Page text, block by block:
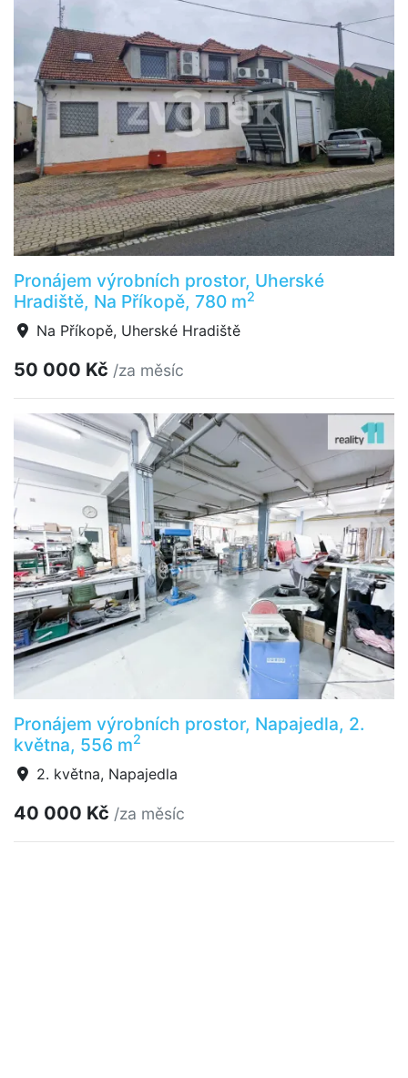
Pronájem výrobních prostor, Uherské
Hradiště, Na Příkopě, 780 m2
Na Příkopě, Uherské Hradiště
50 000 Kč /za měsíc
Pronájem výrobních prostor, Napajedla, 2.
května, 556 m2
2. května, Napajedla
40 000 Kč /za měsíc